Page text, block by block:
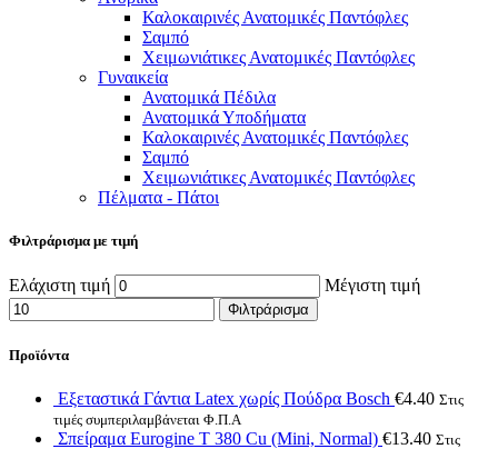
Καλοκαιρινές Ανατομικές Παντόφλες
Σαμπό
Χειμωνιάτικες Ανατομικές Παντόφλες
Γυναικεία
Ανατομικά Πέδιλα
Ανατομικά Υποδήματα
Καλοκαιρινές Ανατομικές Παντόφλες
Σαμπό
Χειμωνιάτικες Ανατομικές Παντόφλες
Πέλματα - Πάτοι
Φιλτράρισμα με τιμή
Ελάχιστη τιμή Μέγιστη τιμή
Φιλτράρισμα
Προϊόντα
Εξεταστικά Γάντια Latex χωρίς Πούδρα Bosch €4.40 Στις
τιμές συμπεριλαμβάνεται Φ.Π.Α
Σπείραμα Eurogine Τ 380 Cu (Mini, Normal) €13.40 Στις